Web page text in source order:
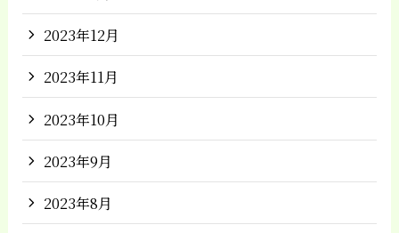
2023年12月
2023年11月
2023年10月
2023年9月
2023年8月